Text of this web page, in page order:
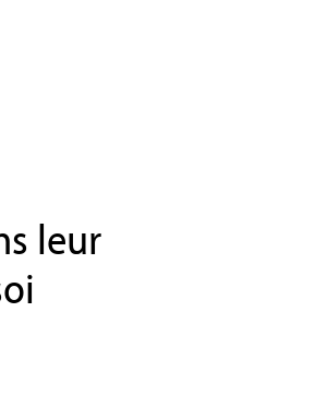
leur